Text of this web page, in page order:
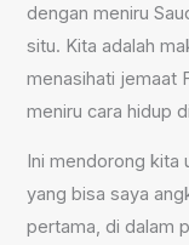
dengan meniru
situ. Kita adalah
menasihati jemaat
meniru cara hidup
Ini mendorong kita
yang bisa saya
pertama, di dalam